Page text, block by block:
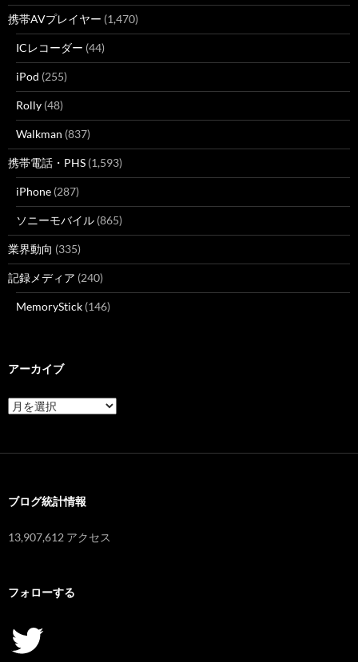
携帯AVプレイヤー (1,470)
ICレコーダー (44)
iPod (255)
Rolly (48)
Walkman (837)
携帯電話・PHS (1,593)
iPhone (287)
ソニーモバイル (865)
業界動向 (335)
記録メディア (240)
MemoryStick (146)
アーカイブ
ア
ー
ブログ統計情報
13,907,612 アクセス
フォローする
Twitter